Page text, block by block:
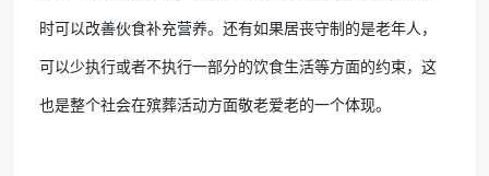
时可以改善伙食补充营养。还有如果居丧守制的是老年人，
可以少执行或者不执行一部分的饮食生活等方面的约束，这
也是整个社会在殡葬活动方面敬老爱老的一个体现。